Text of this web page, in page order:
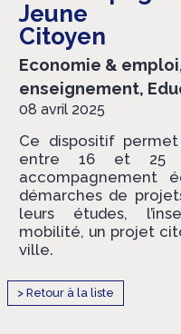
Jeune
Citoyen
Economie &
enseignement,
08 avril 2025
Ce dispositif
entre 16 et 25
accompagnement
démarches de
leurs études,
mobilité, un projet
ville.
> Retour à la liste